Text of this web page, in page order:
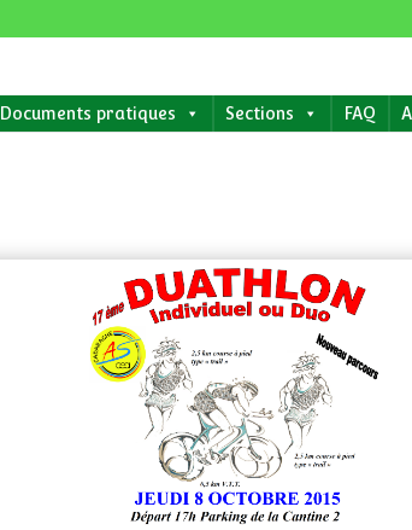
Documents pratiques Sections FAQ